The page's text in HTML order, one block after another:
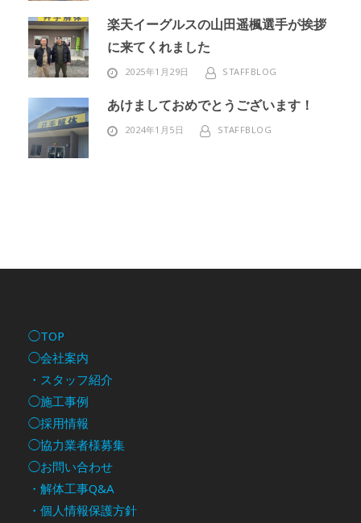
楽天イーグルスの山田遥楓選手が挨拶
に来てくれました
2025年1月29日 STAFFBLOG
あけましておめでとうございます！
2024年1月5日 STAFFBLOG
◯TOP
◯会社案内
・スタッフ紹介
◯施工事例
◯採用情報
◯協力業者様募集
◯お問い合わせ
・解体工事Q&A
・個人情報保護方針